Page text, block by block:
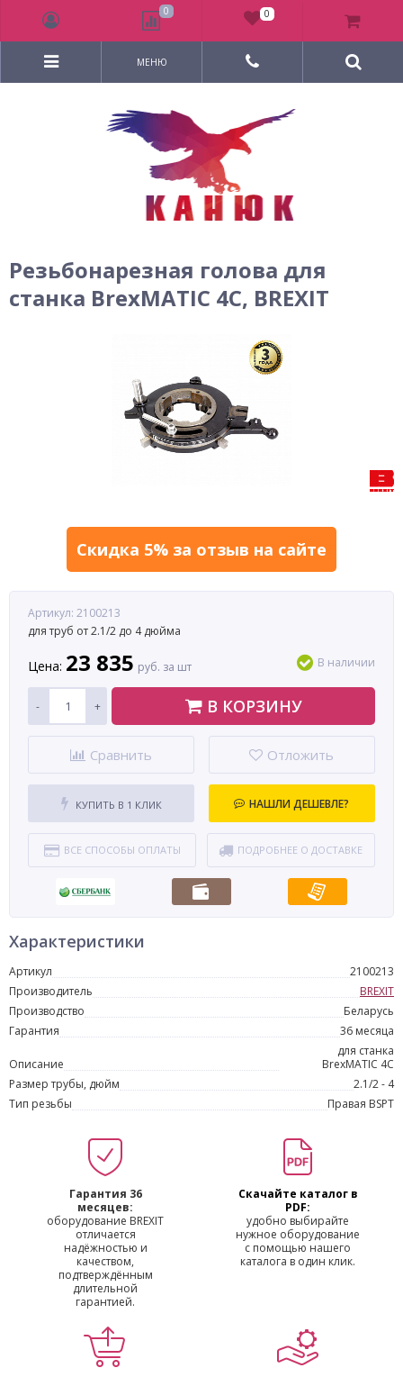
МЕНЮ
Резьбонарезная голова для
станка BrexMATIC 4C, BREXIT
Скидка 5% за отзыв на сайте
Артикул: 2100213
для труб от 2.1/2 до 4 дюйма
Цена: 23 835 руб. за шт В наличии
- + В КОРЗИНУ
Сравнить Отложить
КУПИТЬ В 1 КЛИК НАШЛИ ДЕШЕВЛЕ?
ВСЕ СПОСОБЫ ОПЛАТЫ ПОДРОБНЕЕ О ДОСТАВКЕ
Характеристики
Артикул
2100213
Производитель
BREXIT
Производство
Беларусь
Гарантия
36 месяца
Описание
для станка
BrexMATIC 4C
Размер трубы, дюйм
2.1/2 - 4
Тип резьбы
Правая BSPT
Гарантия 36
месяцев:
оборудование BREXIT
отличается
надёжностью и
качеством,
подтверждённым
длительной
гарантией.
Скачайте каталог в
PDF:
удобно выбирайте
нужное оборудование
с помощью нашего
каталога в один клик.
0 0